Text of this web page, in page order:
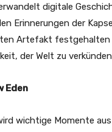
digitale
Erinnerungen der
Artefakt festgehalten
der Welt zu
Eden
wichtige Momente